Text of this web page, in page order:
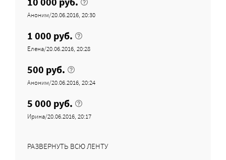
Аноним/20.06.2016, 20:30
1 000 руб.
Елена/20.06.2016, 20:28
500 руб.
Аноним/20.06.2016, 20:24
5 000 руб.
Ирина/20.06.2016, 20:17
РАЗВЕРНУТЬ ВСЮ ЛЕНТУ